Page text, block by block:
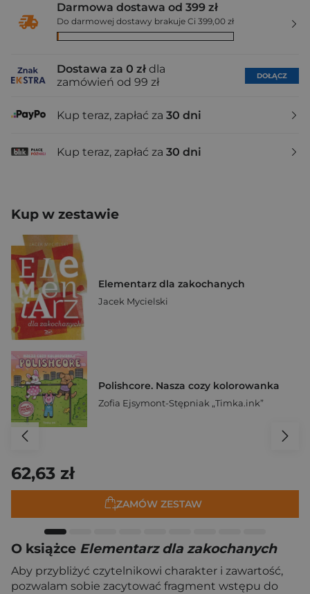
Darmowa dostawa od 399 zł
Do darmowej dostawy brakuje Ci 399,00 zł
Dostawa za 0 zł dla
zamówień od 99 zł
DOŁĄCZ
Kup teraz, zapłać za 30 dni
Kup teraz, zapłać za 30 dni
Kup w zestawie
Elementarz dla zakochanych
Jacek Mycielski
Polishcore. Nasza cozy kolorowanka
Zofia Ejsymont-Stępniak „Timka.ink”
62,63 zł
ZAMÓW ZESTAW
O książce Elementarz dla zakochanych
Aby przybliżyć czytelnikowi charakter i zawartość,
pozwalam sobie zacytować fragment wstępu do